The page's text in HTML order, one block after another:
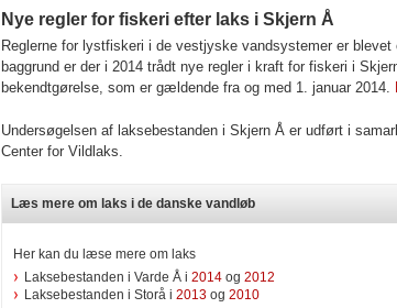
Nye regler for fiskeri efter laks i Skjern Å
Reglerne for lystfiskeri i de vestjyske vandsystemer er
baggrund er der i 2014 trådt nye regler i kraft for fiskeri i
bekendtgørelse, som er gældende fra og med 1. januar 2014.
Undersøgelsen af laksebestanden i Skjern Å er udført i
Center for Vildlaks.
Læs mere om laks i de danske vandløb
Her kan du læse mere om laks
Laksebestanden i Varde Å i 2014 og 2012
Laksebestanden i Storå i 2013 og 2010